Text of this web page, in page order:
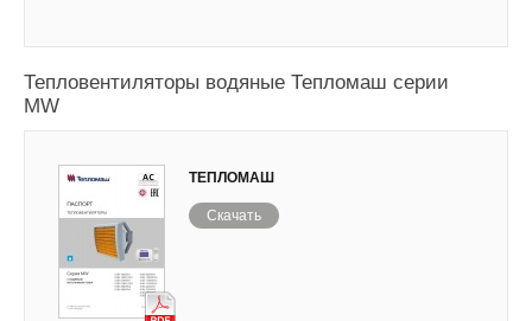
Тепловентиляторы водяные Тепломаш серии
МW
ТЕПЛОМАШ
Скачать